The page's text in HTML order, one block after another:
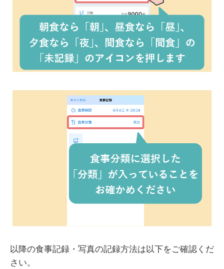
以降の食事記録・写真の記録方法は以下をご確認くだ
さい。